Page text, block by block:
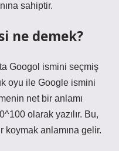
sahiptir.
ne demek?
Googol ismini seçmiş
oyu ile Google ismini
net bir anlamı
olarak yazılır. Bu,
koymak anlamına gelir.